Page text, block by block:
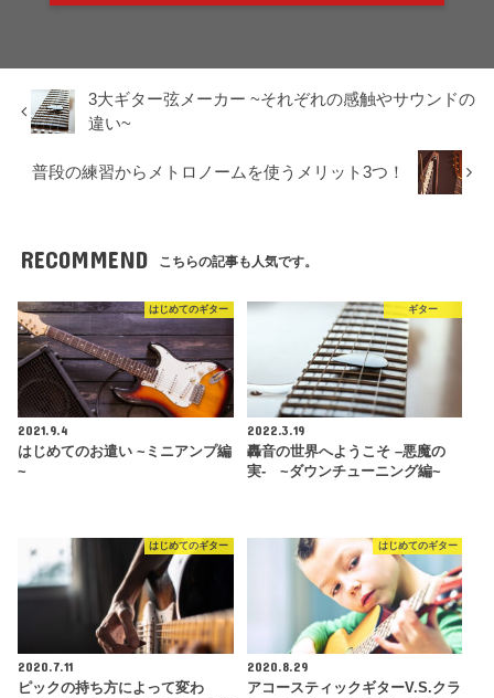
3大ギター弦メーカー ~それぞれの感触やサウンドの
違い~
普段の練習からメトロノームを使うメリット3つ！
RECOMMEND こちらの記事も人気です。
はじめてのギター
2021.9.4
はじめてのお遣い ~ミニアンプ編
~
ギター
2022.3.19
轟音の世界へようこそ –悪魔の
実- ~ダウンチューニング編~
はじめてのギター
2020.7.11
ピックの持ち方によって変わ
はじめてのギター
2020.8.29
アコースティックギターV.S.クラ